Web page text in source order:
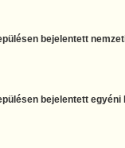
bejelentett
bejelentett egyéni